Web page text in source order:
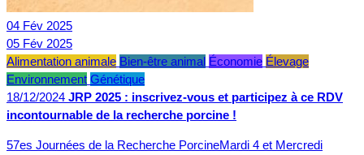
04 Fév 2025
05 Fév 2025
Alimentation animale Bien-être animal Économie Élevage
Environnement Génétique
18/12/2024 JRP 2025 : inscrivez-vous et participez à ce RDV
incontournable de la recherche porcine !
57es Journées de la Recherche PorcineMardi 4 et Mercredi